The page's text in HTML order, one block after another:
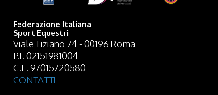
Federazione Italiana
Sport Equestri
Viale Tiziano 74 - 00196 Roma
P.I. 02151981004
C.F. 97015720580
CONTATTI